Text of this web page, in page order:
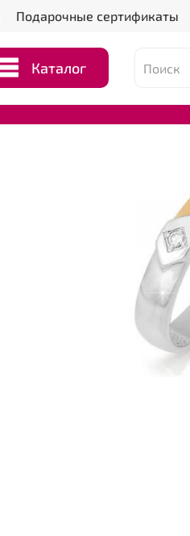
Подарочные сертификаты
Каталог